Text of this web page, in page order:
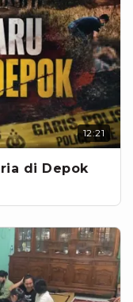
12:21
di Depok